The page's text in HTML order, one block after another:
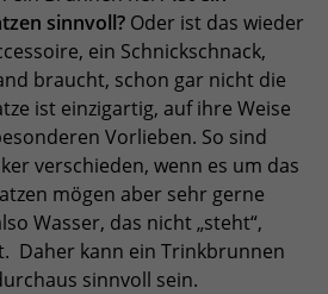
sinnvoll? Oder ist das wieder
ein Schnickschnack,
braucht, schon gar nicht die
ist einzigartig, auf ihre Weise
Vorlieben. So sind
verschieden, wenn es um das
mögen aber sehr gerne
Wasser, das nicht „steht“,
Daher kann ein Trinkbrunnen
sinnvoll sein.